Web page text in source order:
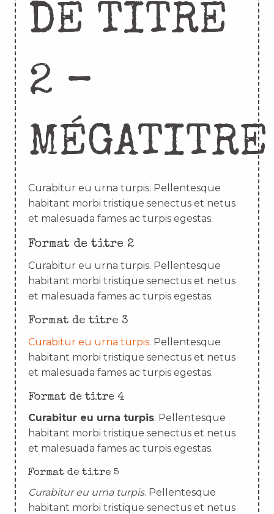
DE TITRE
2 –
MÉGATITRE
Curabitur eu urna turpis. Pellentesque
habitant morbi tristique senectus et netus
et malesuada fames ac turpis egestas.
Format de titre 2
Curabitur eu urna turpis. Pellentesque
habitant morbi tristique senectus et netus
et malesuada fames ac turpis egestas.
Format de titre 3
Curabitur eu urna turpis. Pellentesque
habitant morbi tristique senectus et netus
et malesuada fames ac turpis egestas.
Format de titre 4
Curabitur eu urna turpis. Pellentesque
habitant morbi tristique senectus et netus
et malesuada fames ac turpis egestas.
Format de titre 5
Curabitur eu urna turpis. Pellentesque
habitant morbi tristique senectus et netus